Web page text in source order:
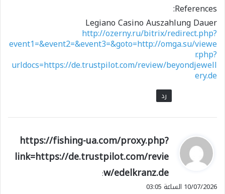
References:
Legiano Casino Auszahlung Dauer
http://ozerny.ru/bitrix/redirect.php?
event1=&event2=&event3=&goto=http://omga.su/viewe
r.php?
urldocs=https://de.trustpilot.com/review/beyondjewell
ery.de
رد
ي
و
ل
https://fishing-ua.com/proxy.php?
link=https://de.trustpilot.com/revie
w/edelkranz.de
:
10/07/2026 الساعة 03:05